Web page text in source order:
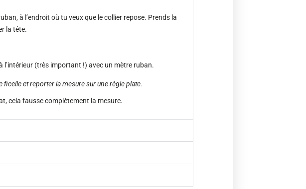
à l’endroit où tu veux que le collier repose. Prends la
la tête.
l’intérieur (très important !) avec un mètre ruban.
ficelle et reporter la mesure sur une règle plate.
cela fausse complètement la mesure.